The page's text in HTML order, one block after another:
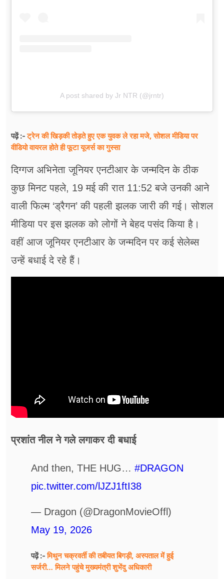
A post shared by Jr NTR (@jrntr)
पढ़ें :-ट्रेन की खिड़की तोड़ते हुए एक युवक ले रहा मजे, सोशल मीडिया पर
वीडियो वायरल होते ही फूटा यूजर्स का गुस्सा
दिग्गज अभिनेता जूनियर एनटीआर के जन्मदिन के ठीक
कुछ मिनट पहले, 19 मई की रात 11:52 बजे उनकी आने
वाली फिल्म ‘ड्रैगन’ की पहली झलक जारी की गई। सोशल
मीडिया पर इस झलक को लोगों ने बेहद पसंद किया है।
वहीं आज जूनियर एनटीआर के जन्मदिन पर कई सेलेब्स
उन्हें बधाई दे रहे हैं।
प्रशांत नील ने गले लगाकर दी बधाई
And then, THE HUG… #DRAGON
pic.twitter.com/lJZJ1ftI38
— Dragon (@DragonMovieOffl)
May 19, 2026
पढ़ें :-मिथुन चक्रवर्ती की तबीयत बिगड़ी, अस्पताल में हुई
सर्जरी… मिलने पहुंचे मुख्यमंत्री शुभेंदु अधिकारी